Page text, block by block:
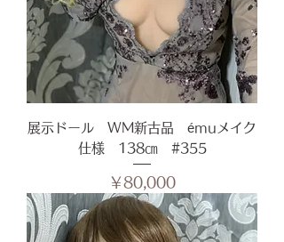
展示ドール WM新古品 émuメイク
仕様 138㎝ #355
価格
￥80,000